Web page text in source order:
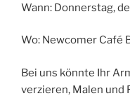
Wann: Donnerstag,
Wo: Newcomer Café
Bei uns könnte Ihr
verzieren, Malen und